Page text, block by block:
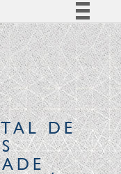
Simplifique!
Comunica BR
Participe
à informação
Legislação
CanaisDE